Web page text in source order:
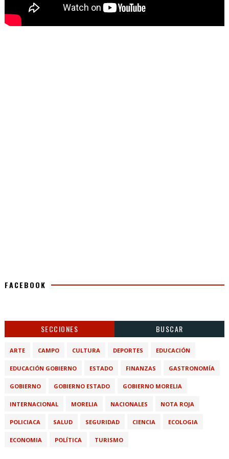
FACEBOOK
SECCIONES BUSCAR
ARTE CAMPO CULTURA DEPORTES EDUCACIÓN
EDUCACIÓN GOBIERNO ESTADO FINANZAS GASTRONOMÍA
GOBIERNO GOBIERNO ESTADO GOBIERNO MORELIA
INTERNACIONAL MORELIA NACIONALES NOTA ROJA
POLICIACA SALUD SEGURIDAD CIENCIA ECOLOGIA
ECONOMIA POLÍTICA TURISMO